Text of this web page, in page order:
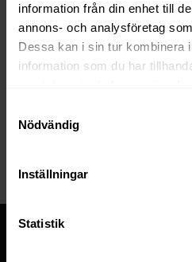
information från din enhet till
annons- och analysföretag
Dessa kan i sin tur kombinera
information som du har
Nödvändig
Inställningar
Statistik
The website you
reach has been
If you are the owner of this
website to be suspended.